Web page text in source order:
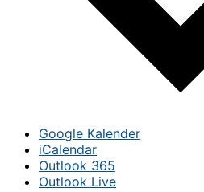
Google Kalender
iCalendar
Outlook 365
Outlook Live